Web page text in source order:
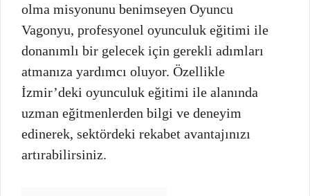
olma misyonunu benimseyen Oyuncu
Vagonyu, profesyonel oyunculuk eğitimi ile
donanımlı bir gelecek için gerekli adımları
atmanıza yardımcı oluyor. Özellikle
İzmir’deki oyunculuk eğitimi ile alanında
uzman eğitmenlerden bilgi ve deneyim
edinerek, sektördeki rekabet avantajınızı
artırabilirsiniz.